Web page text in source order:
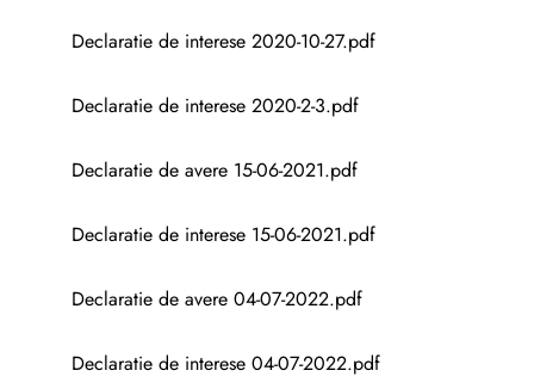
Declaratie de interese 2020-10-27.pdf
Declaratie de interese 2020-2-3.pdf
Declaratie de avere 15-06-2021.pdf
Declaratie de interese 15-06-2021.pdf
Declaratie de avere 04-07-2022.pdf
Declaratie de interese 04-07-2022.pdf